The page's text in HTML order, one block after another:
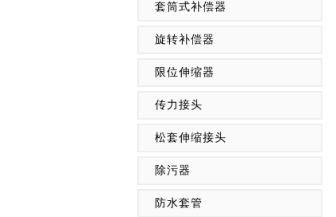
套筒式补偿器
旋转补偿器
限位伸缩器
传力接头
松套伸缩接头
除污器
防水套管